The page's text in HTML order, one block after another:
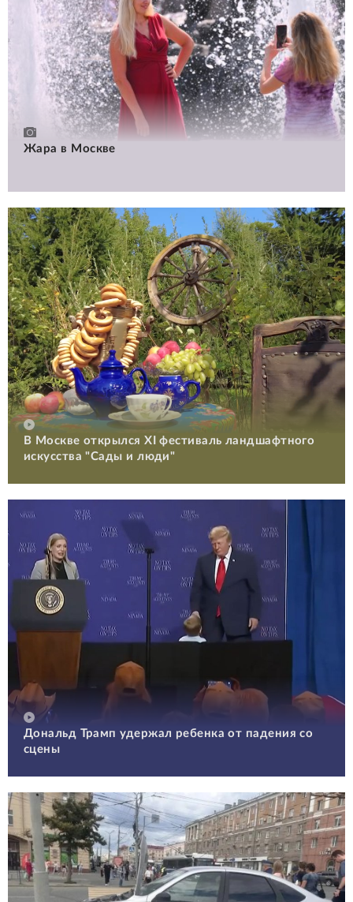
Жара в Москве
В Москве открылся XI фестиваль ландшафтного
искусства "Сады и люди"
Дональд Трамп удержал ребенка от падения со
сцены